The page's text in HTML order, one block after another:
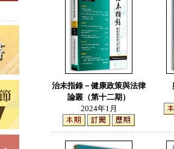
治未指錄－健康政策與法律
論叢（第十二期）
2024年1月